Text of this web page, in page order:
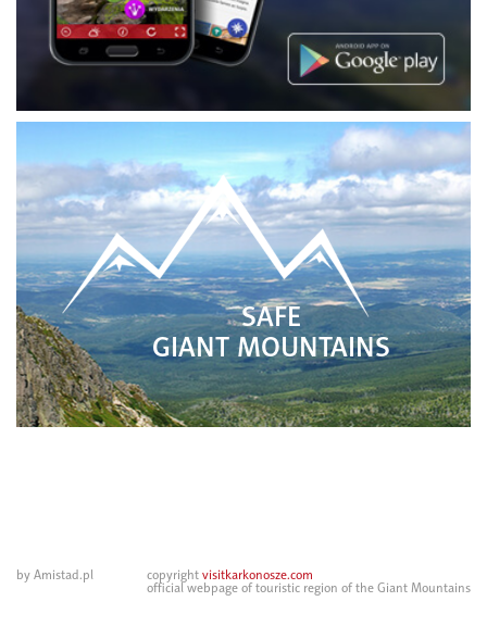
SAFE
GIANT MOUNTAINS
by Amistad.pl copyright visitkarkonosze.com
official webpage of touristic region of the Giant Mountains